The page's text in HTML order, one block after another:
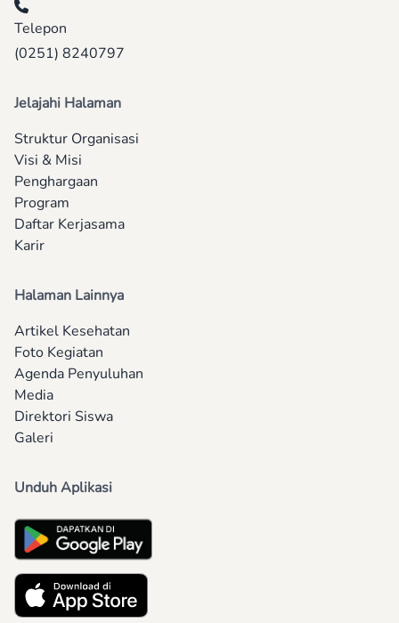
Telepon
(0251) 8240797
Jelajahi Halaman
Struktur Organisasi
Visi & Misi
Penghargaan
Program
Daftar Kerjasama
Karir
Halaman Lainnya
Artikel Kesehatan
Foto Kegiatan
Agenda Penyuluhan
Media
Direktori Siswa
Galeri
Unduh Aplikasi